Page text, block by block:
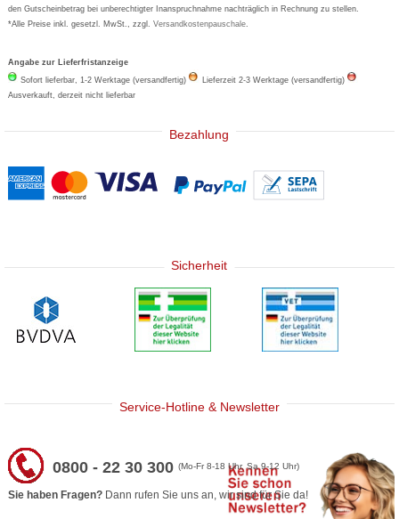
den Gutscheinbetrag bei unberechtigter Inanspruchnahme nachträglich in Rechnung zu stellen.
*Alle Preise inkl. gesetzl. MwSt., zzgl.Versandkostenpauschale.
Angabe zur Lieferfristanzeige
Sofort lieferbar, 1-2 Werktage (versandfertig)
Lieferzeit 2-3 Werktage (versandfertig)
Ausverkauft, derzeit nicht lieferbar
Bezahlung
Sicherheit
Service-Hotline & Newsletter
0800 - 22 30 300(Mo-Fr 8-18 Uhr, Sa 9-12 Uhr)
Sie haben Fragen? Dann rufen Sie uns an, wir sind für Sie da!